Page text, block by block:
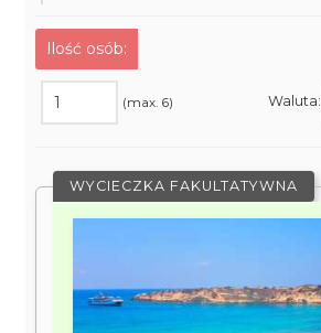
Ilość osób:
(max. 6) Waluta:
WYCIECZKA FAKULTATYWNA